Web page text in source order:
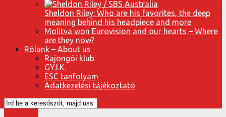
Sheldon Riley: Who are his favorites, the deep
meaning behind his headpiece and more
Molitva won Eurovision and our hearts – Where
are they now?
Rólunk – About us
Rajongói klub
GY.I.K.
ESC tanfolyam
Adatkezelési tájékoztató